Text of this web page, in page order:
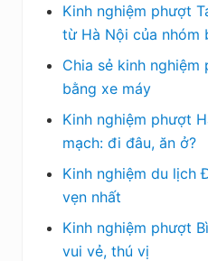
Kinh nghiệm phượt
từ Hà Nội của nhóm
Chia sẻ kinh nghiệm
bằng xe máy
Kinh nghiệm phượt
mạch: đi đâu, ăn ở?
Kinh nghiệm du lịch
vẹn nhất
Kinh nghiệm phượt
vui vẻ, thú vị